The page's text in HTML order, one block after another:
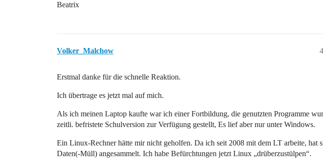
Beatrix
Volker_Malchow 4
Erstmal danke für die schnelle Reaktion.
Ich übertrage es jetzt mal auf mich.
Als ich meinen Laptop kaufte war ich einer Fortbildung, die genutzten Programme
zeitli. befristete Schulversion zur Verfügung gestellt, Es lief aber nur unter Windows.
Ein Linux-Rechner hätte mir nicht geholfen. Da ich seit 2008 mit dem LT arbeite, hat
Daten(-Müll) angesammelt. Ich habe Befürchtungen jetzt Linux „drüberzustülpen“.